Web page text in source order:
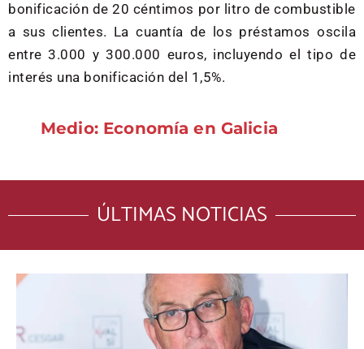
bonificación de 20 céntimos por litro de combustible
a sus clientes. La cuantía de los préstamos oscila
entre 3.000 y 300.000 euros, incluyendo el tipo de
interés una bonificación del 1,5%.
Medio: Economía en Galicia
ÚLTIMAS NOTICIAS